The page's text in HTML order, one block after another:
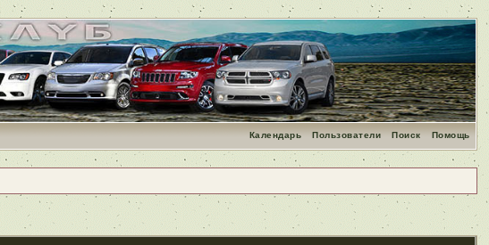
Помощь
Поиск
Пользователи
Календарь